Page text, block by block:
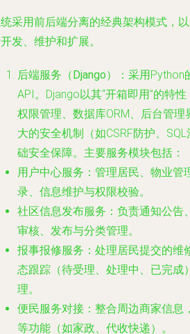
采用前后端分离的经典架构模式，
发、维护和扩展。
后端服务（Django）
：采用Python
API。Django以其“开箱即用”的特
权限管理、数据库ORM、后台管
大的安全机制（如CSRF防护、
础安全保障。主要服务模块包括：
用户中心服务 ：管理居民、物业
录、信息维护与权限校验。
社区信息发布服务 ：负责通知公
审核、发布与分类管理。
报事报修服务 ：处理居民提交的
态跟踪（待受理、处理中、已完成
理。
便民服务对接 ：整合周边商家信
等功能（如家政、代收快递）。